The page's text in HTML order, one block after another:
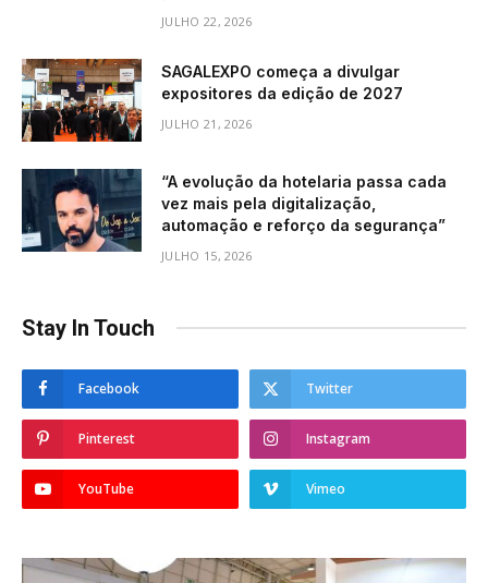
JULHO 22, 2026
SAGALEXPO começa a divulgar
expositores da edição de 2027
JULHO 21, 2026
“A evolução da hotelaria passa cada
vez mais pela digitalização,
automação e reforço da segurança”
JULHO 15, 2026
Stay In Touch
Facebook Twitter
Pinterest Instagram
YouTube Vimeo